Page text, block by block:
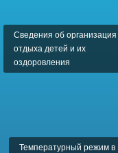
Сведения об организация
отдыха детей и их
оздоровления
Температурный режим в